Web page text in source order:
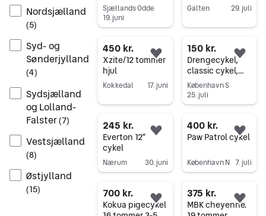
Nordsjælland
(5)
Syd- og
Sønderjylland
(4)
Sydsjælland
og Lolland-
Falster(7)
Vestsjælland
(8)
Østjylland
(15)
Sjællands Odde
19. juni
Galten 29. juli
Gå til annoncen
450 kr.
Xzite/12 tommer
hjul
Kokkedal 17. juni
Føj til favoritter.
Gå til annoncen
150 kr.
Drengecykel,
classic cykel,
STOY
København S
25. juli
245 kr.
Everton 12”
cykel
Nærum 30. juni
Føj til favoritter.
400 kr.
Paw Patrol cykel
København N 7. juli
Føj
700 kr.
Kokua pigecykelFøj til favoritter.
375 kr.
MBK cheyenne.